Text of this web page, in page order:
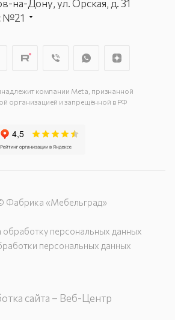
на-Дону, ул. Орская, д. 31
№21
на-Дону, пр-т
компании Meta, признанной
организацией и запрещённой в РФ
Фабрика «Мебельград»
обработку персональных данных
персональных данных
сайта – Веб-Центр